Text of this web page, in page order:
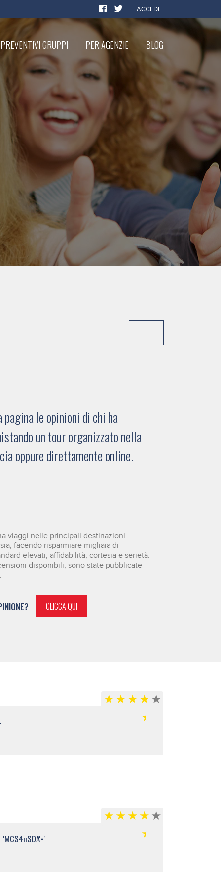
ACCEDI
PREVENTIVI GRUPPI PER AGENZIE BLOG
le opinioni di chi ha
un tour organizzato nella
oppure direttamente online.
viaggi nelle principali destinazioni
facendo risparmiare migliaia di
elevati, affidabilità, cortesia e serietà.
disponibili, sono state pubblicate
CLICCA QUI